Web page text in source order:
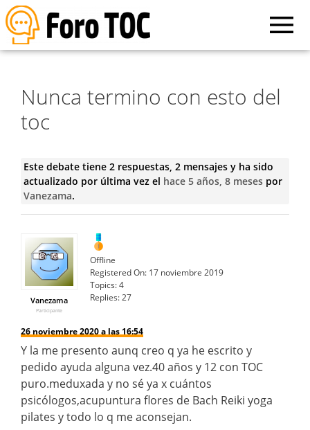
Nunca termino con esto del
toc
Este debate tiene 2 respuestas, 2 mensajes y ha sido
actualizado por última vez el hace 5 años, 8 mesespor
Vanezama.
Vanezama
Participante
Offline
Registered On: 17 noviembre 2019
Topics:4
Replies:27
26 noviembre 2020 a las 16:54
Y la me presento aunq creo q ya he escrito y
pedido ayuda alguna vez.40 años y 12 con TOC
puro.meduxada y no sé ya x cuántos
psicólogos,acupuntura flores de Bach Reiki yoga
pilates y todo lo q me aconsejan.